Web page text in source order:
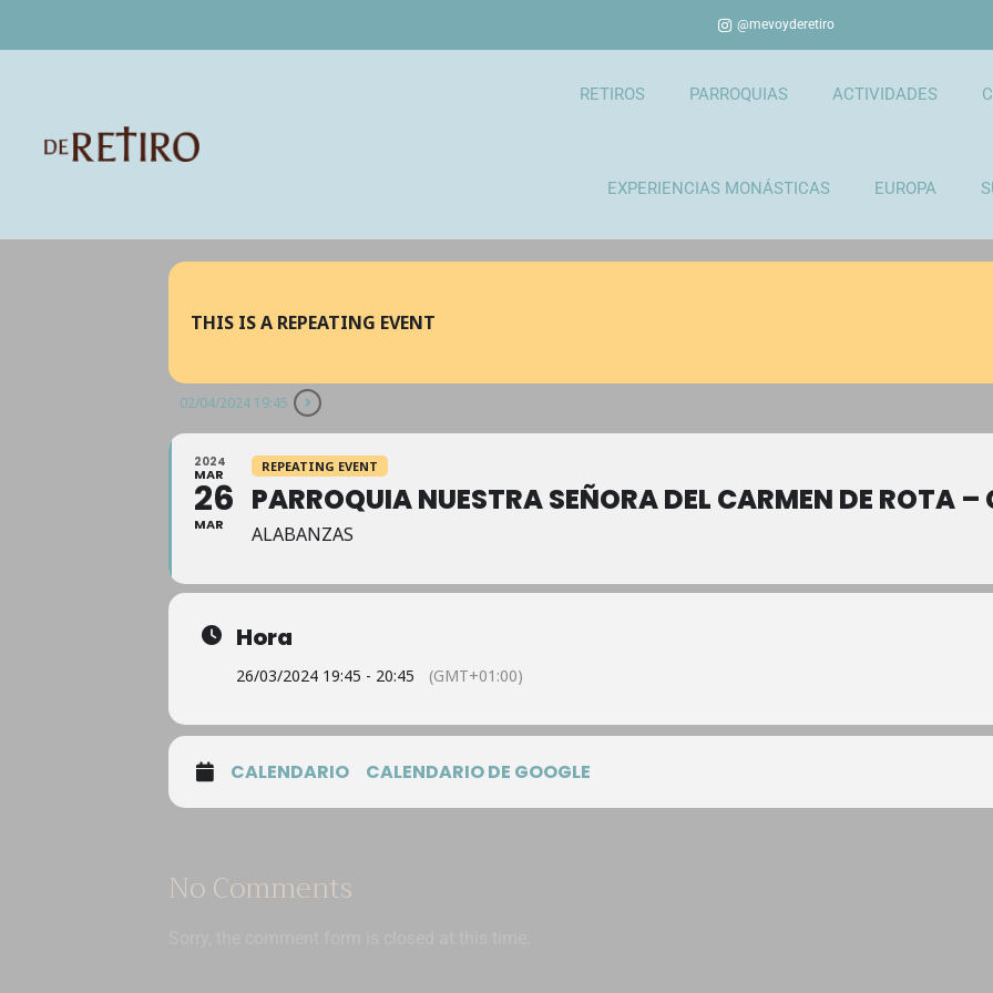
@mevoyderetiro
RETIROS PARROQUIAS ACTIVIDADES
EXPERIENCIAS MONÁSTICAS EUROPA
THIS IS A REPEATING EVENT
02/04/2024 19:45
2024
MAR
26
MAR
REPEATING EVENT
PARROQUIA NUESTRA SEÑORA DEL CARMEN DE ROTA –
ALABANZAS
Hora
26/03/2024 19:45 - 20:45 (GMT+01:00)
CALENDARIO CALENDARIO DE GOOGLE
No Comments